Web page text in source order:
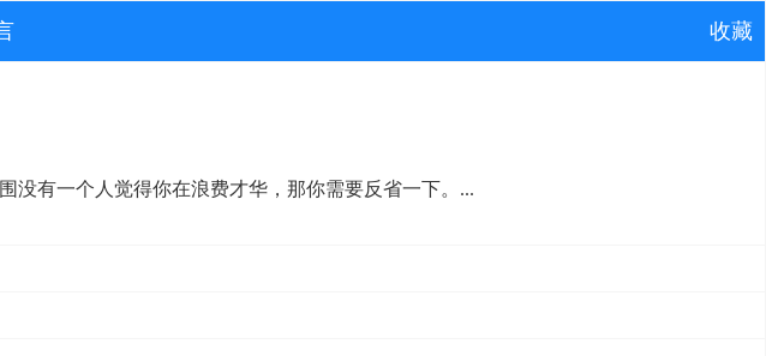
收藏
没有一个人觉得你在浪费才华，那你需要反省一下。...